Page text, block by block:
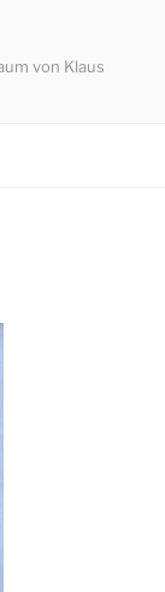
von Klaus